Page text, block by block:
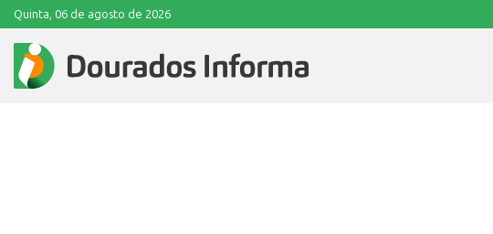
Quinta, 06 de agosto de 2026